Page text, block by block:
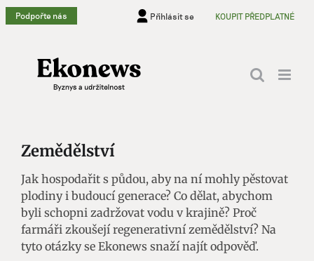
Přeskočit
na
Podpořte nás Přihlásit se KOUPIT PŘEDPLATNÉ
Zemědělství
Jak hospodařit s půdou, aby na ní mohly pěstovat
plodiny i budoucí generace? Co dělat, abychom
byli schopni zadržovat vodu v krajině? Proč
farmáři zkoušejí regenerativní zemědělství? Na
tyto otázky se Ekonews snaží najít odpověď.